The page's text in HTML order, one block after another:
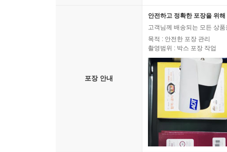
포장 안내
안전하고 정확한 포장을 위
고객님께 배송되는 모든 상
목적 : 안전한 포장 관리
촬영범위 : 박스 포장 작업